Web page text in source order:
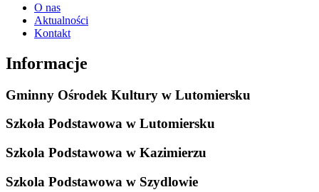
O nas
Aktualności
Kontakt
Informacje
Gminny Ośrodek Kultury w Lutomiersku
Szkoła Podstawowa w Lutomiersku
Szkola Podstawowa w Kazimierzu
Szkola Podstawowa w Szydlowie